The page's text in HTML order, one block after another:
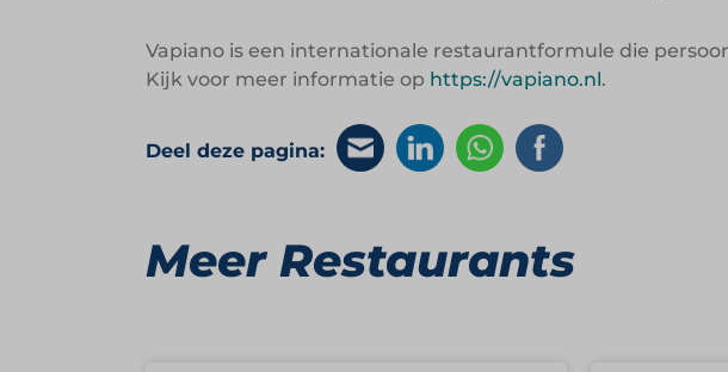
Vapiano is een internationale restaurantformule die
Kijk voor meer informatie op https://vapiano.nl.
Deel deze pagina:
Meer Restaurants